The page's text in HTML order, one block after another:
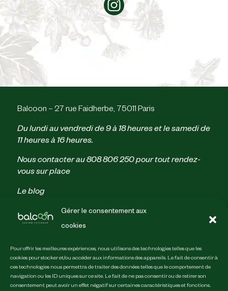
Gérer le consentement aux
cookies
Pour offrir les meilleures expériences, nous utilisons des technologies telles que les
cookies pour stocker et/ou accéder aux informations des appareils. Le fait de consentir à
ces technologies nous permettra de traiter des données telles que le comportement de
navigation ou les ID uniques sur ce site. Le fait de ne pas consentir ou de retirer son
consentement peut avoir un effet négatif sur certaines caractéristiques et fonctions.
Balcoon – 27 rue Faidherbe, 75011 Paris
Du lundi au vendredi de 9 à 18 heures et le samedi de
11 heures à 16 heures.
Nous contacter au808 806 250pour tout rendez-
vous sur place
Le blog
Politique de confidentialité
Conditions générales de vente
Guides
Les photos qu’il nous faut
Inventaire végétal